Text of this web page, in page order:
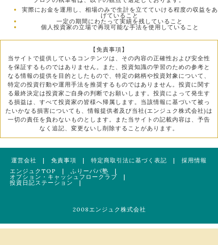
実際にお金を運用し、相場のみで生計を立てていける程度の収益をあ
げていること
一定の期間にわたって実績を残していること
個人投資家の立場で再現可能な手法を使用していること
【免責事項】
当サイトで提供しているコンテンツは、その内容の正確性および安全性
を保証するものではありません。また、投資知識の学習のための参考と
なる情報の提供を目的としたもので、特定の銘柄や投資対象について、
特定の投資行動や運用手法を推奨するものではありません。投資に関す
る最終決定は投資家ご自身の判断でお願いします。投資によって発生す
る損益は、すべて投資家の皆様へ帰属します。当該情報に基づいて被っ
たいかなる損害についても、情報提供者及び当社(エンジュク株式会社)は
一切の責任を負わないものとします。また当サイトの記載内容は、予告
なく追記、変更ないし削除することがあります。
運営会社 | 免責事項 | 特定商取引法に基づく表記 | 採用情報
エンジュクTOP
| ふりーパパ塾 |
オプション・キャッシュフロークラブ |
投資日記ステーション
|
2008エンジュク株式会社